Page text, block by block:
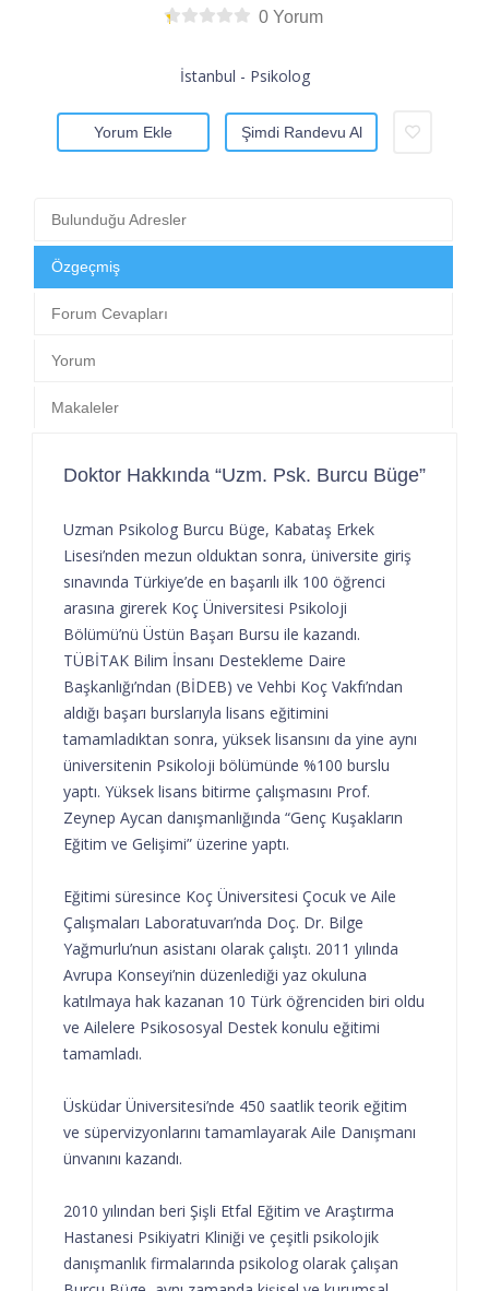
0 Yorum
İstanbul - Psikolog
Yorum Ekle Şimdi Randevu Al
Bulunduğu Adresler
Özgeçmiş
Forum Cevapları
Yorum
Makaleler
Doktor Hakkında “Uzm. Psk. Burcu Büge”
Uzman Psikolog Burcu Büge, Kabataş Erkek
Lisesi’nden mezun olduktan sonra, üniversite giriş
sınavında Türkiye’de en başarılı ilk 100 öğrenci
arasına girerek Koç Üniversitesi Psikoloji
Bölümü’nü Üstün Başarı Bursu ile kazandı.
TÜBİTAK Bilim İnsanı Destekleme Daire
Başkanlığı’ndan (BİDEB) ve Vehbi Koç Vakfı’ndan
aldığı başarı burslarıyla lisans eğitimini
tamamladıktan sonra, yüksek lisansını da yine aynı
üniversitenin Psikoloji bölümünde %100 burslu
yaptı. Yüksek lisans bitirme çalışmasını Prof.
Zeynep Aycan danışmanlığında “Genç Kuşakların
Eğitim ve Gelişimi” üzerine yaptı.
Eğitimi süresince Koç Üniversitesi Çocuk ve Aile
Çalışmaları Laboratuvarı’nda Doç. Dr. Bilge
Yağmurlu’nun asistanı olarak çalıştı. 2011 yılında
Avrupa Konseyi’nin düzenlediği yaz okuluna
katılmaya hak kazanan 10 Türk öğrenciden biri oldu
ve Ailelere Psikososyal Destek konulu eğitimi
tamamladı.
Üsküdar Üniversitesi’nde 450 saatlik teorik eğitim
ve süpervizyonlarını tamamlayarak Aile Danışmanı
ünvanını kazandı.
2010 yılından beri Şişli Etfal Eğitim ve Araştırma
Hastanesi Psikiyatri Kliniği ve çeşitli psikolojik
danışmanlık firmalarında psikolog olarak çalışan